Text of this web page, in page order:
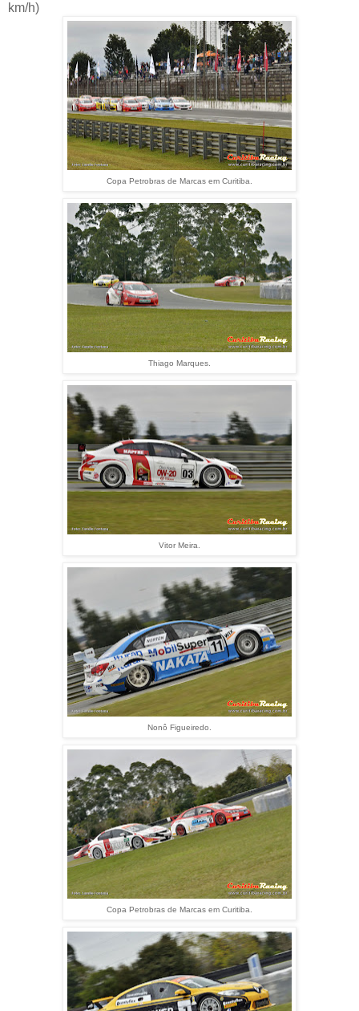
km/h)
Copa Petrobras de Marcas em Curitiba.
Thiago Marques.
Vitor Meira.
Nonô Figueiredo.
Copa Petrobras de Marcas em Curitiba.